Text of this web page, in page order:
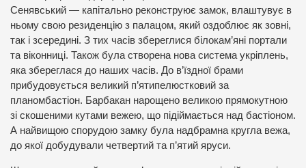
Сенявський — капітально реконструює замок, влаштувує в
ньому свою резиденцію з палацом, який оздоблює як зовні,
так і зсередині. З тих часів збереглися білокам’яні портали
та віконниці. Також була створена нова система укріплень,
яка збереглася до наших часів. До в’їздної брами
прибудовується великий п’ятипелюстковий за
планомбастіон. Барбакан нарощено великою прямокутною
зі скошеними кутами вежею, що підіймається над бастіоном.
А найвищою спорудою замку була надбрамна кругла вежа,
до якої добудували четвертий та п’ятий яруси.